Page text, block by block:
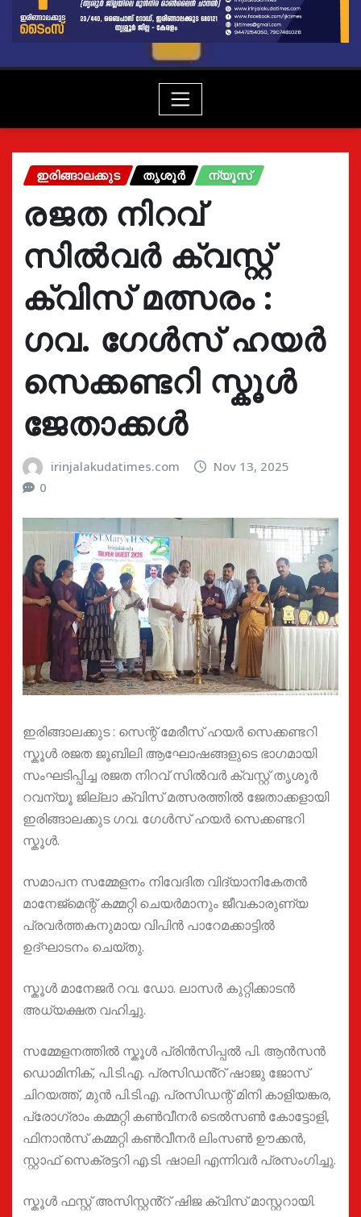
ഇരിങ്ങാലക്കുട തൃശൂർ ന്യൂസ്
രജത നിറവ്
സിൽവർ ക്വസ്റ്റ്
ക്വിസ് മത്സരം :
ഗവ. ഗേൾസ് ഹയർ
സെക്കണ്ടറി സ്കൂൾ
ജേതാക്കൾ
irinjalakudatimes.com
Nov 13, 2025
0
ഇരിങ്ങാലക്കുട : സെന്റ് മേരീസ് ഹയർ സെക്കണ്ടറി
സ്കൂൾ രജത ജൂബിലി ആഘോഷങ്ങളുടെ ഭാഗമായി
സംഘടിപ്പിച്ച രജത നിറവ് സിൽവർ ക്വസ്റ്റ് തൃശൂർ
റവന്യൂ ജില്ലാ ക്വിസ് മത്സരത്തിൽ ജേതാക്കളായി
ഇരിങ്ങാലക്കുട ഗവ. ഗേൾസ് ഹയർ സെക്കണ്ടറി
സ്കൂൾ.
സമാപന സമ്മേളനം നിവേദിത വിദ്യാനികേതൻ
മാനേജ്മെന്റ് കമ്മറ്റി ചെയർമാനും ജീവകാരുണ്യ
പ്രവർത്തകനുമായ വിപിൻ പാറേമക്കാട്ടിൽ
ഉദ്ഘാടനം ചെയ്തു.
സ്കൂൾ മാനേജർ റവ. ഡോ. ലാസർ കുറ്റിക്കാടൻ
അധ്യക്ഷത വഹിച്ചു.
സമ്മേളനത്തിൽ സ്കൂൾ പ്രിൻസിപ്പൽ പി. ആൻസൻ
ഡൊമിനിക്, പി.ടി.എ. പ്രസിഡൻ്റ് ഷാജു ജോസ്
ചിറയത്ത്, മുൻ പി.ടി.എ. പ്രസിഡന്റ് മിനി കാളിയങ്കര,
പ്രോഗ്രാം കമ്മറ്റി കൺവീനർ ടെൽസൺ കോട്ടോളി,
ഫിനാൻസ് കമ്മറ്റി കൺവീനർ ലിംസൺ ഊക്കൻ,
സ്റ്റാഫ് സെക്രട്ടറി എ.ടി. ഷാലി എന്നിവർ പ്രസംഗിച്ചു.
സ്കൂൾ ഫസ്റ്റ് അസിസ്റ്റൻ്റ് ഷിജ ക്വിസ് മാസ്റ്ററായി.